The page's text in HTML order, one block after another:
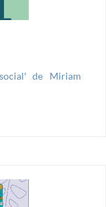
de Miriam